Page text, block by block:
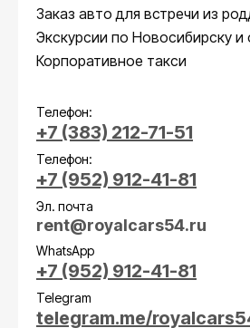
Заказ авто для встречи из
Экскурсии по Новосибирску и
Корпоративное такси
Телефон:
+7 (383) 212-71-51
Телефон:
+7 (952) 912-41-81
Эл. почта
rent@royalcars54.ru
WhatsApp
+7 (952) 912-41-81
Telegram
telegram.me/